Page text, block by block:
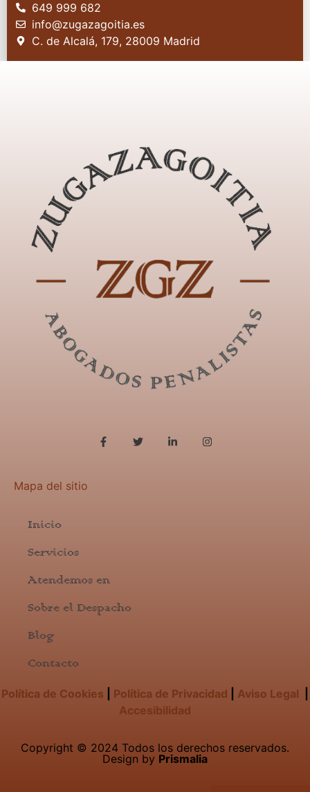
649 999 682
info@zugazagoitia.es
C. de Alcalá, 179, 28009 Madrid
Mapa del sitio
Inicio
Servicios
Atendemos en
Sobre el Despacho
Blog
Contacto
Política de Cookies Política de Privacidad Aviso Legal
Accesibilidad
Copyright © 2024 Todos los derechos reservados.
Design by Prismalia